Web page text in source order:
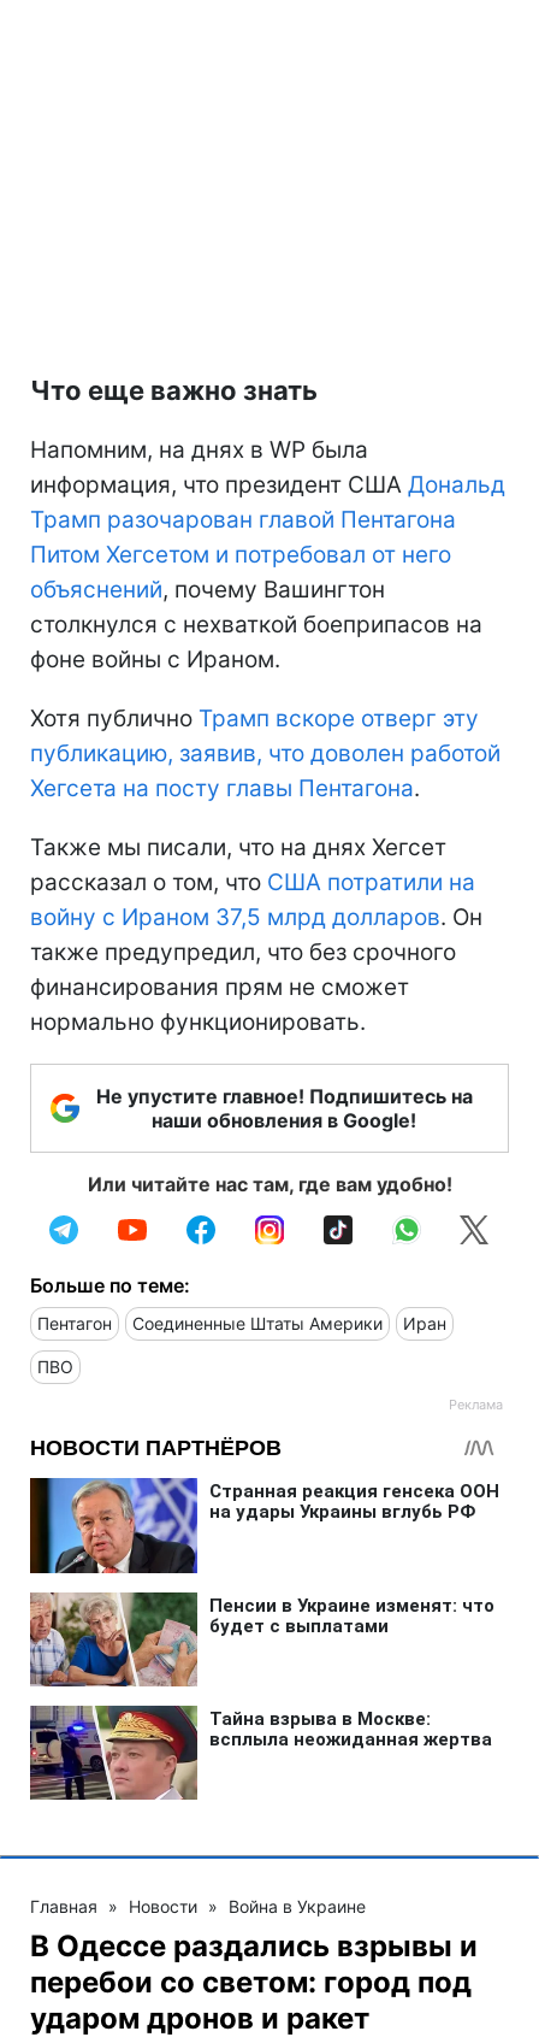
Что еще важно знать
Напомним, на днях в WP была
информация, что президент США Дональд
Трамп разочарован главой Пентагона
Питом Хегсетом и потребовал от него
объяснений, почему Вашингтон
столкнулся с нехваткой боеприпасов на
фоне войны с Ираном.
Хотя публично Трамп вскоре отверг эту
публикацию, заявив, что доволен работой
Хегсета на посту главы Пентагона.
Также мы писали, что на днях Хегсет
рассказал о том, что США потратили на
войну с Ираном 37,5 млрд долларов. Он
также предупредил, что без срочного
финансирования прям не сможет
нормально функционировать.
Не упустите главное! Подпишитесь на
наши обновления в Google!
Или читайте нас там, где вам удобно!
Больше по теме:
Пентагон Соединенные Штаты Америки Иран
ПВО
Главная » Новости » Война в Украине
В Одессе раздались взрывы и
перебои со светом: город под
ударом дронов и ракет